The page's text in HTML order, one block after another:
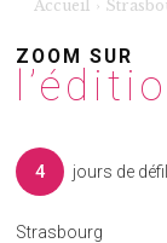
Accueil ›
ZOOM SUR
4 jours de
Strasbourg